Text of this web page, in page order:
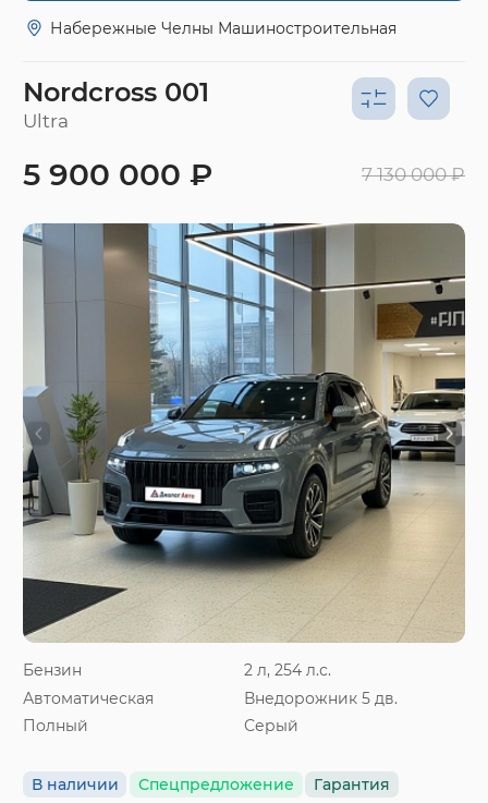
Набережные Челны Машиностроительная
Nordcross 001
Ultra
Бензин
2 л, 254 л.с.
Автоматическая
Внедорожник 5 дв.
Полный
Серый
В наличии Спецпредложение Гарантия
5 900 000 ₽ 7 130 000 ₽